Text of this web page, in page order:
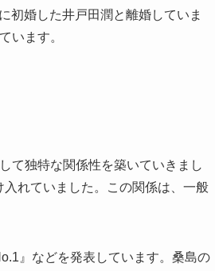
初婚した井戸田潤と離婚していま
います。
て独特な関係性を築いていきまし
れていました。この関係は、一般
』などを発表しています。桑島の